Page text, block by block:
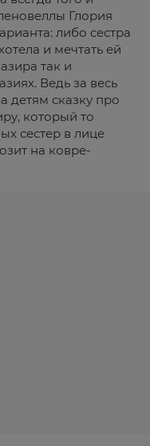
Глория
либо сестра
и мечтать ей
так и
Ведь за весь
детям сказку про
который то
сестер в лице
на ковре-